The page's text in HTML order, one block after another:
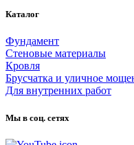
Каталог
Фундамент
Стеновые материалы
Кровля
Брусчатка и уличное
Для внутренних работ
Мы в соц. сетях